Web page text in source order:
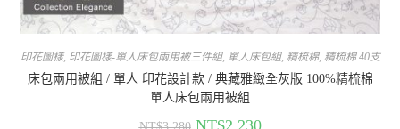
印花圖樣, 印花圖樣-單人床包兩用被三件組, 單人床包組, 精梳棉, 精梳棉 40支
床包兩用被組 / 單人 印花設計款 / 典藏雅緻全灰版 100%精梳棉
單人床包兩用被組